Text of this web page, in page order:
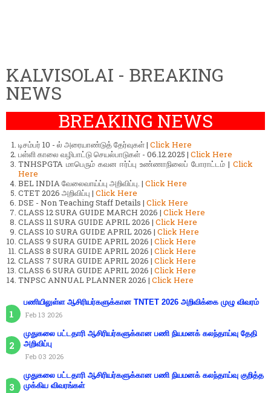
KALVISOLAI - BREAKING
NEWS
BREAKING NEWS
டிசம்பர் 10 - ல் அரையாண்டுத் தேர்வுகள் | Click Here
பள்ளி காலை வழிபாட்டு செயல்பாடுகள் - 06.12.2025 | Click Here
TNHSPGTA மாபெரும் கவன ஈர்ப்பு உண்ணாநிலைப் போராட்டம் | Click
Here
BEL INDIA வேலைவாய்ப்பு அறிவிப்பு. | Click Here
CTET 2026 அறிவிப்பு | Click Here
DSE - Non Teaching Staff Details | Click Here
CLASS 12 SURA GUIDE MARCH 2026 | Click Here
CLASS 11 SURA GUIDE APRIL 2026 | Click Here
CLASS 10 SURA GUIDE APRIL 2026 | Click Here
CLASS 9 SURA GUIDE APRIL 2026 | Click Here
CLASS 8 SURA GUIDE APRIL 2026 | Click Here
CLASS 7 SURA GUIDE APRIL 2026 | Click Here
CLASS 6 SURA GUIDE APRIL 2026 | Click Here
TNPSC ANNUAL PLANNER 2026 | Click Here
பணியிலுள்ள ஆசிரியர்களுக்கான TNTET 2026 அறிவிக்கை முழு விவரம்
Feb 13 2026
முதுகலை பட்டதாரி ஆசிரியர்களுக்கான பணி நியமனக் கலந்தாய்வு தேதி
அறிவிப்பு
Feb 03 2026
முதுகலை பட்டதாரி ஆசிரியர்களுக்கான பணி நியமனக் கலந்தாய்வு குறித்த
முக்கிய விவரங்கள்